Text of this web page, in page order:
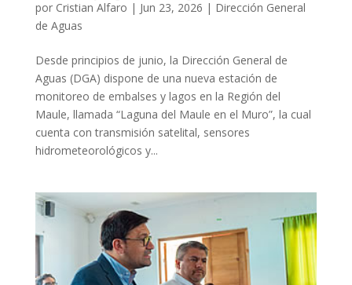
por Cristian Alfaro | Jun 23, 2026 | Dirección General
de Aguas
Desde principios de junio, la Dirección General de
Aguas (DGA) dispone de una nueva estación de
monitoreo de embalses y lagos en la Región del
Maule, llamada “Laguna del Maule en el Muro”, la cual
cuenta con transmisión satelital, sensores
hidrometeorológicos y...